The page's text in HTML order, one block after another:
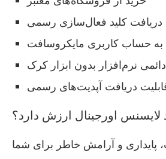
دریافت کلید فعال‌سازی رسمی
به حساب کاربری مایکروسافت
نرم‌افزار بدون ابزار کرک
دریافت آپدیت‌های رسمی
لایسنس اورجینال ارزش دارد؟
پایداری و آرامش خاطر برای شما